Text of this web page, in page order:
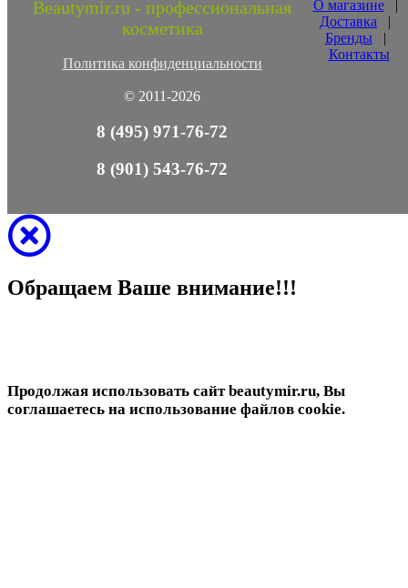
Beautymir.ru - профессиональная
косметика
Политика конфиденциальности
© 2011-2026
О магазине|
Доставка |
Бренды |
Контакты
8 (495) 971-76-72
8 (901) 543-76-72
Обращаем Ваше внимание!!!
Продолжая использовать сайт beautymir.ru, Вы
соглашаетесь на использование файлов cookie.